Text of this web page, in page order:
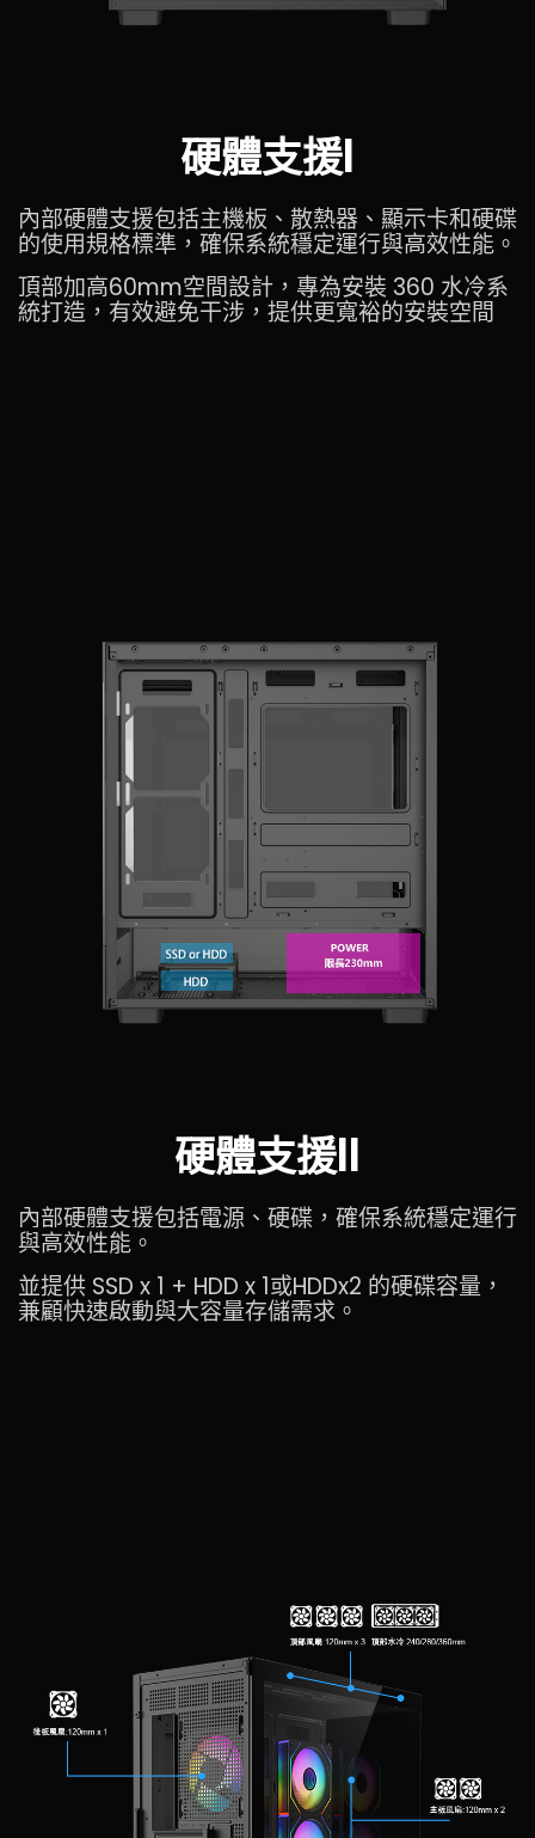
硬體支援I
內部硬體支援包括主機板、散熱器、顯示卡和硬碟
的使用規格標準，確保系統穩定運行與高效性能。
頂部加高60mm空間設計，專為安裝 360 水冷系
統打造，有效避免干涉，提供更寬裕的安裝空間
硬體支援II
內部硬體支援包括電源、硬碟，確保系統穩定運行
與高效性能。
並提供 SSD x 1 + HDD x 1或HDDx2 的硬碟容量，
兼顧快速啟動與大容量存儲需求。